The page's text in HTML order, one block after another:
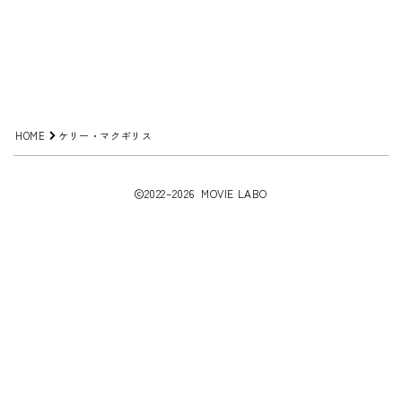
HOME ケリー・マクギリス
2022–2026 MOVIE LABO